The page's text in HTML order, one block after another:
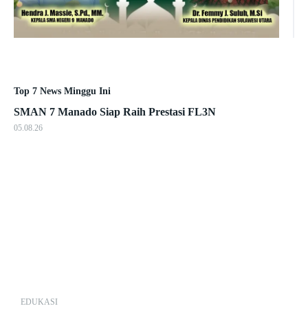
Top 7 News Minggu Ini
SMAN 7 Manado Siap Raih Prestasi FL3N
05.08.26
EDUKASI